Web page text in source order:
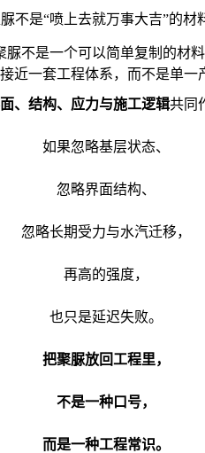
不是“喷上去就万事大吉”的材
脲不是一个可以简单复制的材
近一套工程体系，而不是单一
、结构、应力与施工逻辑共同
如果忽略基层状态、
忽略界面结构、
忽略长期受力与水汽迁移，
再高的强度，
也只是延迟失败。
把聚脲放回工程里，
不是一种口号，
而是一种工程常识。